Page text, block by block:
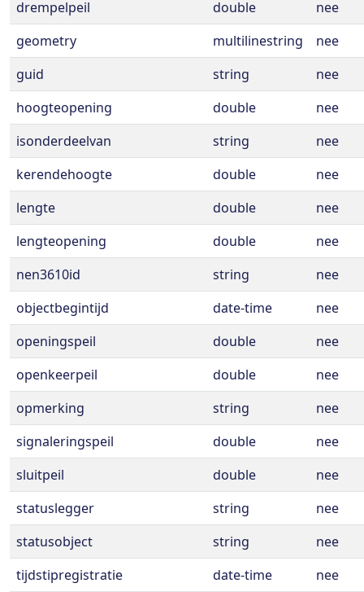
drempelpeil
double
nee
geometry
multilinestring
nee
guid
string
nee
hoogteopening
double
nee
isonderdeelvan
string
nee
kerendehoogte
double
nee
lengte
double
nee
lengteopening
double
nee
nen3610id
string
nee
objectbegintijd
date-time
nee
openingspeil
double
nee
openkeerpeil
double
nee
opmerking
string
nee
signaleringspeil
double
nee
sluitpeil
double
nee
statuslegger
string
nee
statusobject
string
nee
tijdstipregistratie
date-time
nee